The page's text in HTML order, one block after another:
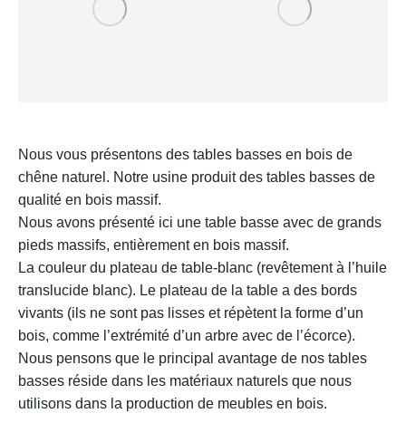
Nous vous présentons des tables basses en bois de
chêne naturel. Notre usine produit des tables basses de
qualité en bois massif.
Nous avons présenté ici une table basse avec de grands
pieds massifs, entièrement en bois massif.
La couleur du plateau de table-blanc (revêtement à l’huile
translucide blanc). Le plateau de la table a des bords
vivants (ils ne sont pas lisses et répètent la forme d’un
bois, comme l’extrémité d’un arbre avec de l’écorce).
Nous pensons que le principal avantage de nos tables
basses réside dans les matériaux naturels que nous
utilisons dans la production de meubles en bois.